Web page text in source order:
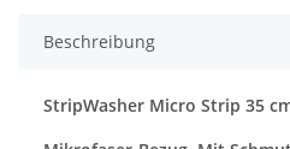
Beschreibung
StripWasher Micro Strip 35